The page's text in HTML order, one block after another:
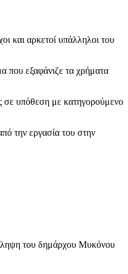
και αρκετοί υπάλληλοι του
που εξαφάνιζε τα χρήματα
σε υπόθεση με κατηγορούμενο
την εργασία του στην
του δημάρχου Μυκόνου